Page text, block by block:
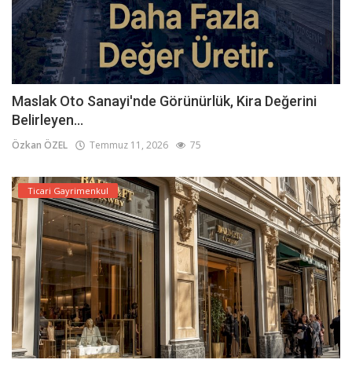
Maslak Oto Sanayi'nde Görünürlük, Kira Değerini
Belirleyen...
Özkan ÖZEL Temmuz 11, 2026 75
Ticari Gayrimenkul